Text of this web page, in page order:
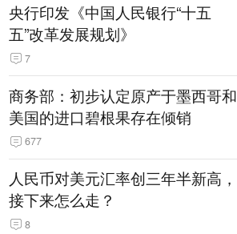
央行印发《中国人民银行“十五
五”改革发展规划》
7
商务部：初步认定原产于墨西哥和
美国的进口碧根果存在倾销
677
人民币对美元汇率创三年半新高，
接下来怎么走？
8